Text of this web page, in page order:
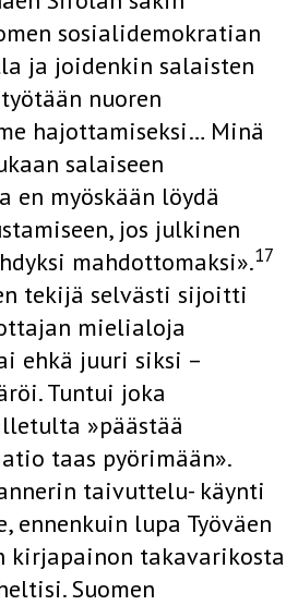
sosiali­demokratian
ja joidenkin salaisten
nuoren
hajottamiseksi… Minä
salaiseen
en myöskään löydä
jos julkinen
mahdottomaksi».17
tekijä selvästi sijoitti
mieli­aloja
ehkä juuri siksi –
Tuntui joka
»päästää
taas pyöri­mään».
taivuttelu- käynti
en­nenkuin lupa Työväen
kirjapainon takavarikosta
Suomen